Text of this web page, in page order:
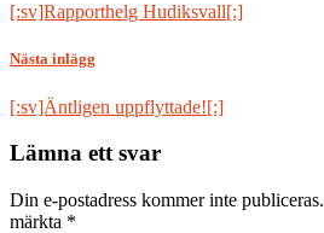
[:sv]Rapporthelg Hudiksvall[:]
Nästa inlägg
[:sv]Äntligen uppflyttade![:]
Lämna ett svar
Din e-postadress kommer inte publiceras.
märkta *